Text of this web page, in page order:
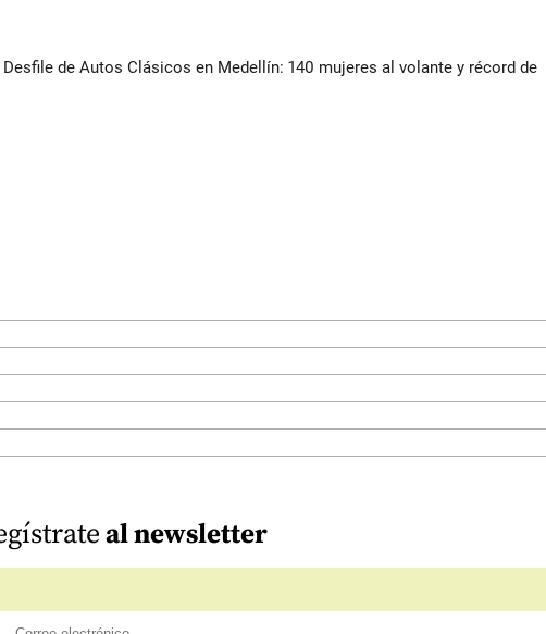
de Autos Clásicos en Medellín: 140 mujeres al volante y récord de
al newsletter